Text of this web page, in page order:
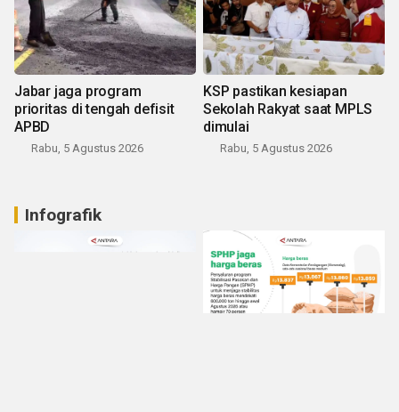
Jabar jaga program
prioritas di tengah defisit
APBD
Rabu, 5 Agustus 2026
KSP pastikan kesiapan
Sekolah Rakyat saat MPLS
dimulai
Rabu, 5 Agustus 2026
Infografik